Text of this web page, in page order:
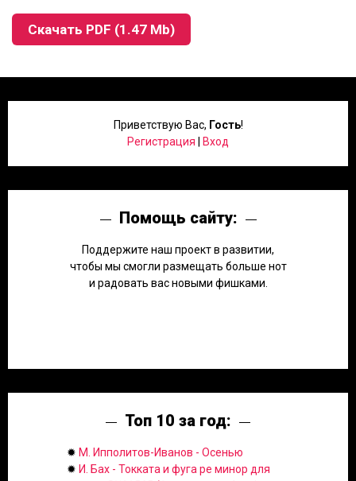
Скачать PDF (1.47 Mb)
Приветствую Вас, Гость!
Регистрация
Вход
Помощь сайту:
Поддержите наш проект в развитии,
чтобы мы смогли размещать больше нот
и радовать вас новыми фишками.
Топ 10 за год:
✹ М. Ипполитов-Иванов - Осенью
✹ И. Бах - Токката и фуга ре минор для